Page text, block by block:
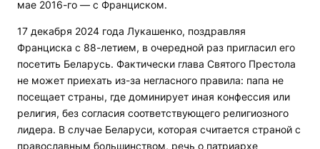
мае 2016-го — с Франциском.
17 декабря 2024 года Лукашенко, поздравляя
Франциска с 88-летием, в очередной раз пригласил его
посетить Беларусь. Фактически глава Святого Престола
не может приехать из-за негласного правила: папа не
посещает страны, где доминирует иная конфессия или
религия, без согласия соответствующего религиозного
лидера. В случае Беларуси, которая считается страной с
православным большинством, речь о патриархе